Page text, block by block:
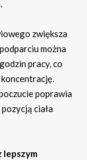
zwiększa
można
pracy, co
koncentrację.
poprawia
ciała
lepszym